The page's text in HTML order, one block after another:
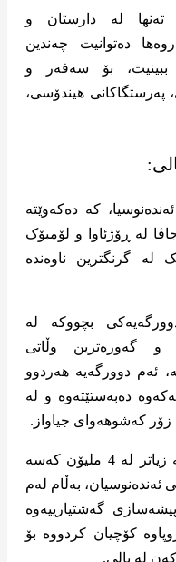
تەنها لە دارستان و
دەتوانیت چەندین
بۆ سەفەر و
پەرستگاکانی هیندۆسی،
کە دەکەوێتە
لە ڕۆژئاوا و لۆمبۆک
لە گرنگترین ناوەندە
بچووکە لە
و گەورەترین وڵاتی
ئەم دوورگەیە هەردوو
دەبەستێتەوە و لە
زۆر کەشوهەوای جیاواز.
ژمارەی دانیشتووانی ئەم دوورگەیە زیاتر لە 4 ملیۆن کەسە
ئەندەنوسیان، بەڵام لەم
گەشتیارییەوە
کۆچیان کردووە بۆ
له بالی.